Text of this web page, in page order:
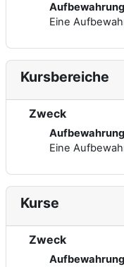
Eine
Kursbereiche
Zweck
Eine
Kurse
Zweck